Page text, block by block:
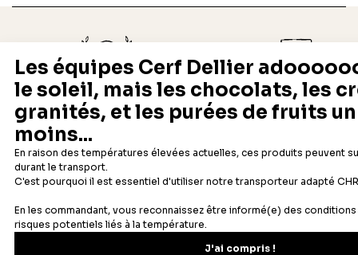
Depuis 1932
Fabricant français reconnu
Livraison rapide 24/48h
Offerte dès 69 € en point
Newsletter
Recevez les recettes, astuces et offres spéciales.